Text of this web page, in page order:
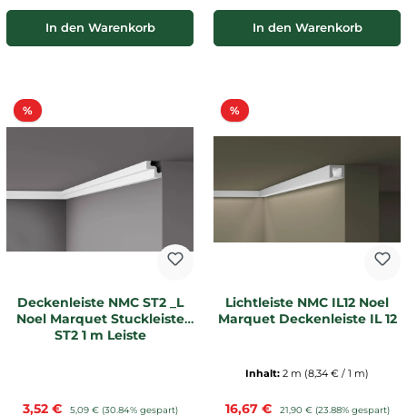
In den Warenkorb In den Warenkorb
%Rabatt
Deckenleiste NMC ST2 _L
Noel Marquet Stuckleiste
ST2 1 m Leiste
Verkaufspreis:
3,52 € Regulärer Preis:
5,09 € (30.84% gespart)
%Rabatt
Lichtleiste NMC IL12 Noel
Marquet Deckenleiste IL 12
Inhalt: 2 m (8,34 € / 1 m)
Verkaufspreis:
16,67 € Regulärer Preis:
21,90 € (23.88% gespart)